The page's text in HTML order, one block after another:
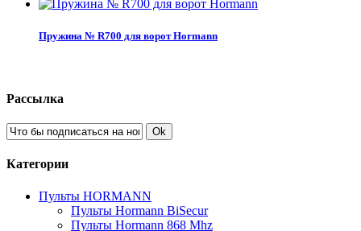
Пружина № R700 для ворот Hormann
Рассылка
Ok
Категории
Пульты HORMANN
Пульты Hormann BiSecur
Пульты Hormann 868 Mhz